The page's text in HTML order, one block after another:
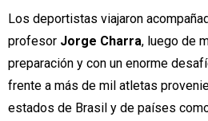
Los deportistas viajaron
profesor Jorge Charra, luego de
preparación y con un enorme
frente a más de mil atletas
estados de Brasil y de países